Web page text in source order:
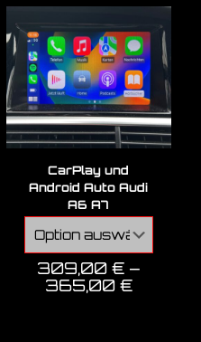
CarPlay und
Android Auto Audi
A6 A7
309,00 €–
365,00 €